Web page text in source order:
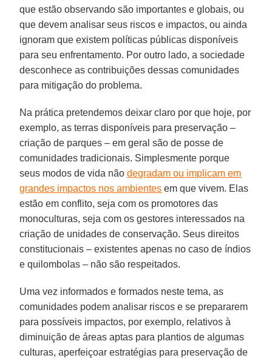
que estão observando são importantes e globais, ou
que devem analisar seus riscos e impactos, ou ainda
ignoram que existem políticas públicas disponíveis
para seu enfrentamento. Por outro lado, a sociedade
desconhece as contribuições dessas comunidades
para mitigação do problema.
Na prática pretendemos deixar claro por que hoje, por
exemplo, as terras disponíveis para preservação –
criação de parques – em geral são de posse de
comunidades tradicionais. Simplesmente porque
seus modos de vida nãodegradam ou implicam em
grandes impactos nos ambientes em que vivem. Elas
estão em conflito, seja com os promotores das
monoculturas, seja com os gestores interessados na
criação de unidades de conservação. Seus direitos
constitucionais – existentes apenas no caso de índios
e quilombolas – não são respeitados.
Uma vez informados e formados neste tema, as
comunidades podem analisar riscos e se prepararem
para possíveis impactos, por exemplo, relativos à
diminuição de áreas aptas para plantios de algumas
culturas, aperfeiçoar estratégias para preservação de